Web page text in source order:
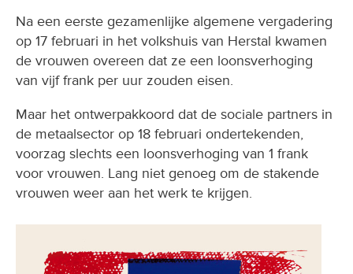
Na een eerste gezamenlijke algemene vergadering
op 17 februari in het volkshuis van Herstal kwamen
de vrouwen overeen dat ze een loonsverhoging
van vijf frank per uur zouden eisen.
Maar het ontwerpakkoord dat de sociale partners in
de metaalsector op 18 februari ondertekenden,
voorzag slechts een loonsverhoging van 1 frank
voor vrouwen. Lang niet genoeg om de stakende
vrouwen weer aan het werk te krijgen.